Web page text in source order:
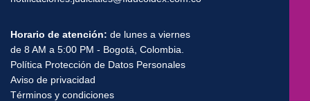
Horario de atención: de lunes a viernes
de 8 AM a 5:00 PM - Bogotá, Colombia.
Política Protección de Datos Personales
Aviso de privacidad
Términos y condiciones